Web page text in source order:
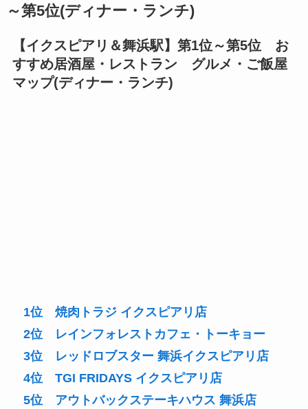
～第5位(ディナー・ランチ)
【イクスピアリ＆舞浜駅】第1位～第5位 お
すすめ居酒屋・レストラン グルメ・ご飯屋
マップ(ディナー・ランチ)
1位 焼肉トラジ イクスピアリ店
2位 レインフォレストカフェ・トーキョー
3位 レッドロブスター 舞浜イクスピアリ店
4位 TGI FRIDAYS イクスピアリ店
5位 アウトバックステーキハウス 舞浜店